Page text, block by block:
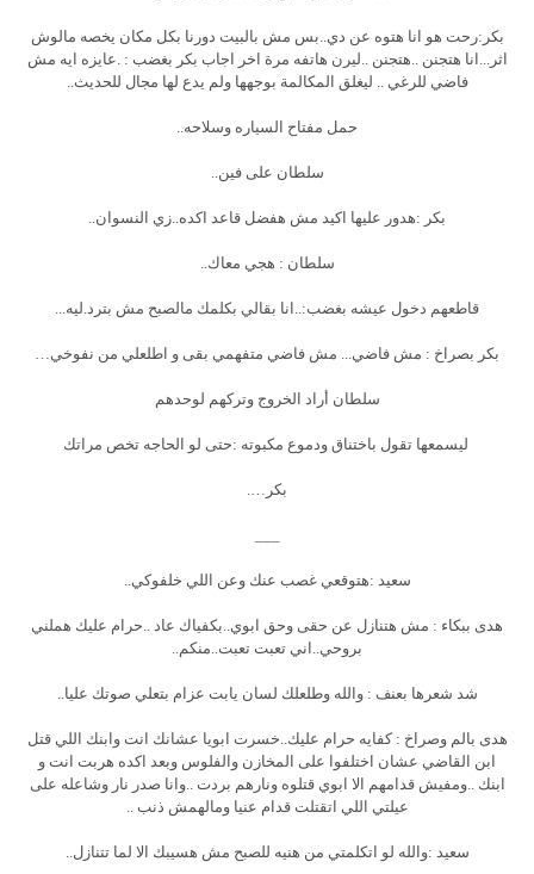
بكر:رحت هو انا هتوه عن دي..بس مش بالبيت دورنا بكل مكان يخصه مالوش
اثر...انا هتجنن ..هتجنن ..ليرن هاتفه مرة اخر اجاب بكر بغضب : .عايزه ايه مش
فاضي للرغي .. ليغلق المكالمة بوجهها ولم يدع لها مجال للحديث..
حمل مفتاح السياره وسلاحه..
سلطان على فين..
بكر :هدور عليها اكيد مش هفضل قاعد اكده..زي النسوان..
سلطان : هجي معاك..
قاطعهم دخول عيشه بغضب:..انا بقالي بكلمك مالصبح مش بترد.ليه...
بكر بصراخ : مش فاضي... مش فاضي متفهمي بقى و اطلعلي من نفوخي…
سلطان أراد الخروج وتركهم لوحدهم
ليسمعها تقول باختناق ودموع مكبوته :حتى لو الحاجه تخص مراتك
بكر….
سعيد :هتوقعي غصب عنك وعن اللي خلفوكي..
هدى ببكاء : مش هتنازل عن حقى وحق ابوي..بكفياك عاد ..حرام عليك هملني
بروحي..اني تعبت تعبت..منكم..
شد شعرها بعنف : والله وطلعلك لسان يابت عزام بتعلي صوتك عليا..
هدى بالم وصراخ : كفايه حرام عليك..خسرت ابويا عشانك انت وابنك اللي قتل
ابن القاضي عشان اختلفوا على المخازن والفلوس وبعد اكده هربت انت و
ابنك ..ومفيش قدامهم الا ابوي قتلوه ونارهم بردت ..وانا صدر نار وشاعله على
عيلتي اللي اتقتلت قدام عنيا ومالهمش ذنب ..
سعيد :والله لو اتكلمتي من هنيه للصبح مش هسيبك الا لما تتنازل..